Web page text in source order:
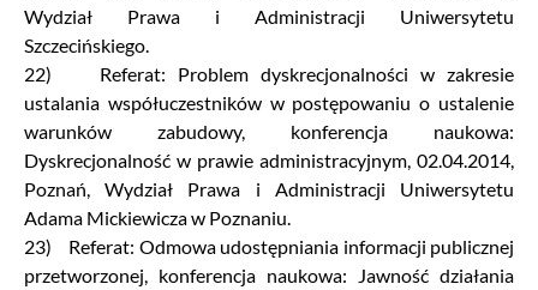
Wydział Prawa i Administracji Uniwersytetu
Szczecińskiego.
22) Referat: Problem dyskrecjonalności w zakresie
ustalania współuczestników w postępowaniu o ustalenie
warunków zabudowy, konferencja naukowa:
Dyskrecjonalność w prawie administracyjnym, 02.04.2014,
Poznań, Wydział Prawa i Administracji Uniwersytetu
Adama Mickiewicza w Poznaniu.
23) Referat: Odmowa udostępniania informacji publicznej
przetworzonej, konferencja naukowa: Jawność działania